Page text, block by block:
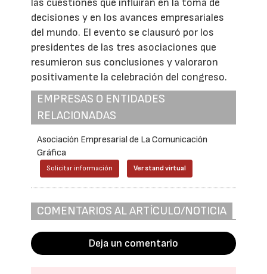
decisiones y en los avances empresariales
del mundo. El evento se clausuró por los
presidentes de las tres asociaciones que
resumieron sus conclusiones y valoraron
positivamente la celebración del congreso.
EMPRESAS O ENTIDADES
RELACIONADAS
Asociación Empresarial de La Comunicación
Gráfica
Solicitar información Ver stand virtual
COMENTARIOS AL ARTÍCULO/NOTICIA
Deja un comentario